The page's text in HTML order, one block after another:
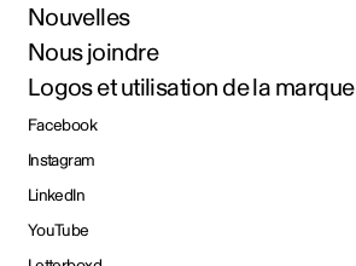
Nouvelles
Nous joindre
Logos et utilisation de la marque
Facebook
Instagram
LinkedIn
YouTube